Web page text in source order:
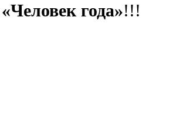
«Человек года»!!!